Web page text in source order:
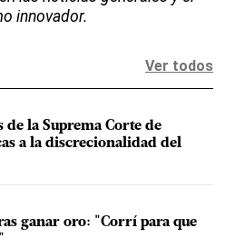
innovador.
Ver todos
de la Suprema Corte de
a la discrecionalidad del
ganar oro: "Corrí para que